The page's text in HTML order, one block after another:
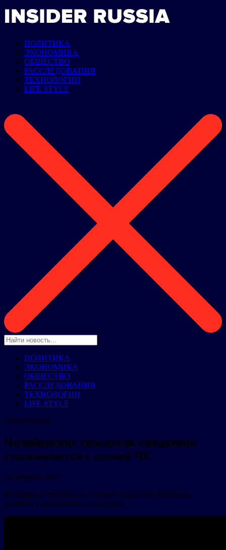
ПОЛИТИКА
ЭКОНОМИКА
ОБЩЕСТВО
РАССЛЕДОВАНИЯ
ТЕХНОЛОГИИ
LIFE STYLE
ПОЛИТИКА
ЭКОНОМИКА
ОБЩЕСТВО
РАССЛЕДОВАНИЯ
ТЕХНОЛОГИИ
LIFE STYLE
ОБЩЕСТВО
Челябинские спасатели ежедневно
сталкиваются с сотней ЧС
20 февраля 2021
Регулярные тренировки и курсы помогают принимать
решения в критических ситуациях